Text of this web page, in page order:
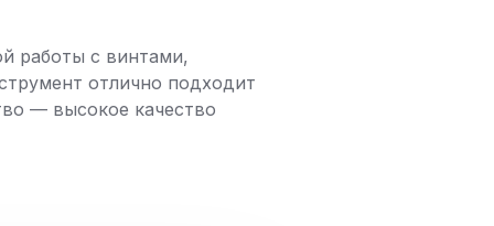
работы с винтами,
отлично подходит
— высокое качество